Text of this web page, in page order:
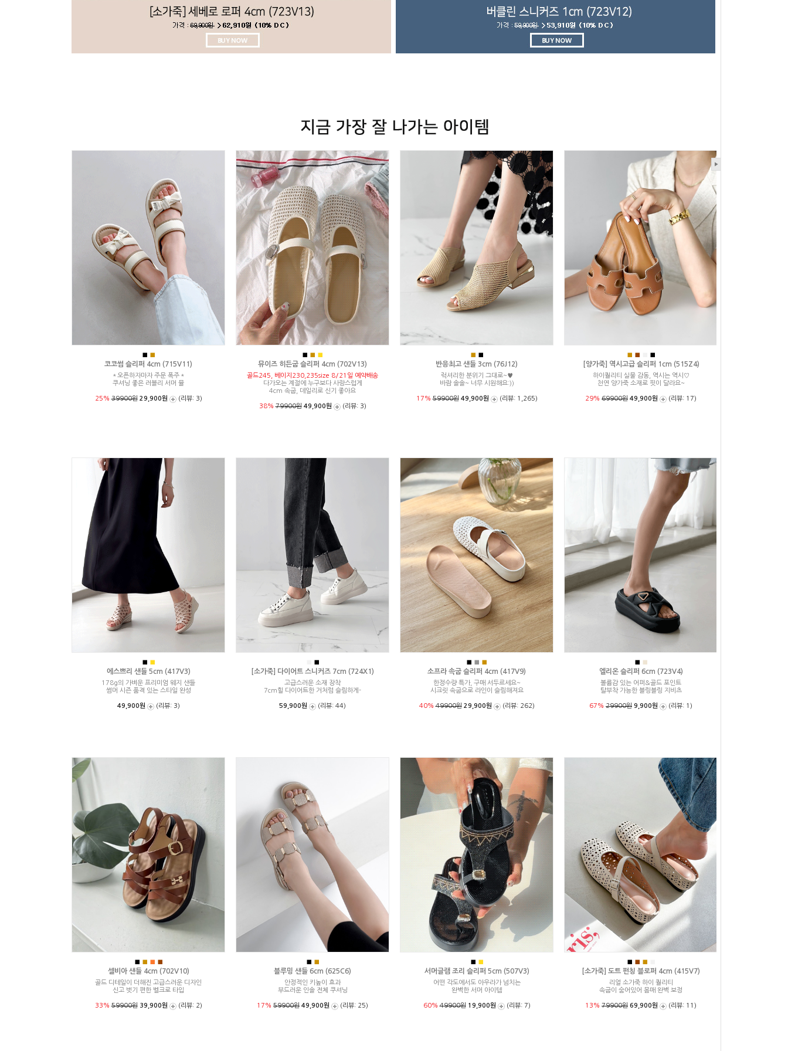
■ ■
코코썸 슬리퍼 4cm (715V11)
＊오픈하자마자 주문 폭주＊
쿠셔닝 좋은 러블리 서머 뮬
25%39900원 29,900원 (리뷰: 3)
■ ■ ■
뮤이즈 히든굽 슬리퍼 4cm (702V13)
골드245, 베이지230,235size 8/21일 예약배송
다가오는 계절에 누구보다 사랑스럽게
4cm 속굽, 데일리로 신기 좋아요
38%79900원 49,900원 (리뷰: 3)
■ ■
반응최고 샌들 3cm (76J12)
럭셔리한 분위기 그대로~♥
바람 솔솔~ 너무 시원해요:))
17%59900원 49,900원 (리뷰: 1,265)
■ ■ ■
[양가죽] 역시고급 슬리퍼 1cm (515Z4)
하이퀄리티 실물 감동, 역시는 역시♡
천연 양가죽 소재로 핏이 달라요~
29% 69900원 49,900원 (리뷰: 17)
■ ■
에스쁘리 샌들 5cm (417V3)
178g의 가벼운 프리미엄 웨지 샌들
썸머 시즌 품격 있는 스타일 완성
49,900원 (리뷰: 3)
■
[소가죽] 다이어트 스니커즈 7cm (724X1)
고급스러운 소재 장착
7cm힐 다이어트한 거처럼 슬림하게-
59,900원 (리뷰: 44)
■ ■ ■
소프라 속굽 슬리퍼 4cm (417V9)
한정수량 특가, 구매 서두르세요~
시크릿 속굽으로 라인이 슬림해져요
40%49900원 29,900원 (리뷰: 262)
■
엘리온 슬리퍼 6cm (723V4)
볼륨감 있는 어퍼&골드 포인트
탈부착 가능한 블링블링 지비츠
67% 29900원 9,900원 (리뷰: 1)
■ ■ ■ ■
셀비아 샌들 4cm (702V10)
골드 디테일이 더해진 고급스러운 디자인
신고 벗기 편한 벨크로 타입
33%59900원 39,900원 (리뷰: 2)
■ ■
블루밍 샌들 6cm (625C6)
안정적인 키높이 효과
부드러운 인솔 전체 쿠셔닝
17% 59900원 49,900원 (리뷰: 25)
■ ■
서머글램 조리 슬리퍼 5cm (507V3)
어떤 각도에서도 아우라가 넘치는
완벽한 서머 아이템
60%49900원 19,900원 (리뷰: 7)
■ ■ ■
[소가죽] 도트 펀칭 블로퍼 4cm (415V7)
리얼 소가죽 하이 퀄리티
속굽이 숨어있어 몸매 완벽 보정
13% 79900원 69,900원 (리뷰: 11)